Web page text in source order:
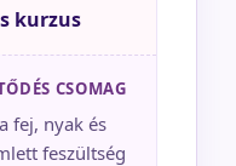
kurzus
CSOMAG
fej, nyak és
feszültség